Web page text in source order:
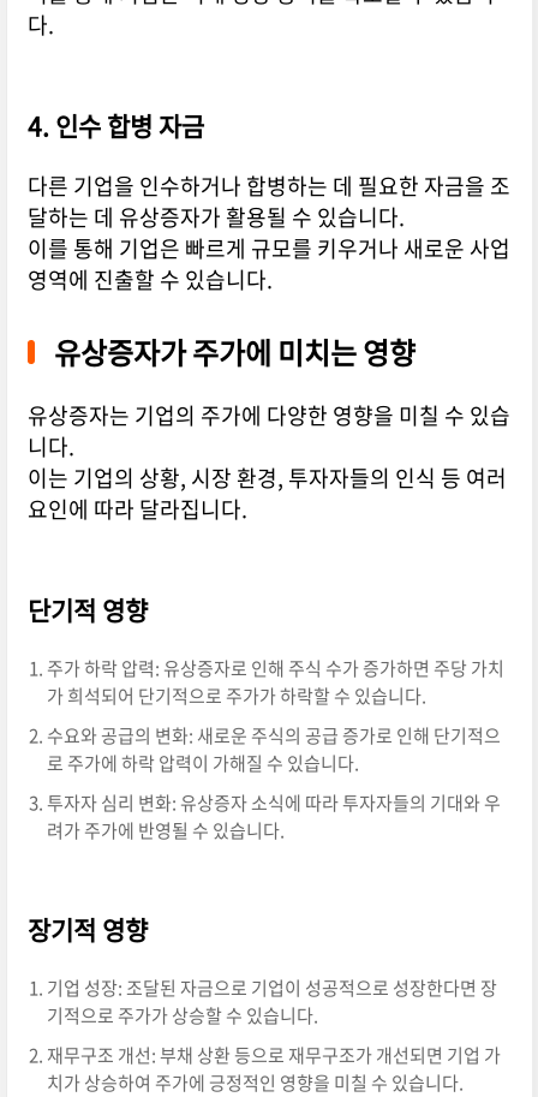
다.
4. 인수 합병 자금
다른 기업을 인수하거나 합병하는 데 필요한 자금을 조
달하는 데 유상증자가 활용될 수 있습니다.
이를 통해 기업은 빠르게 규모를 키우거나 새로운 사업
영역에 진출할 수 있습니다.
유상증자가 주가에 미치는 영향
유상증자는 기업의 주가에 다양한 영향을 미칠 수 있습
니다.
이는 기업의 상황, 시장 환경, 투자자들의 인식 등 여러
요인에 따라 달라집니다.
단기적 영향
주가 하락 압력: 유상증자로 인해 주식 수가 증가하면 주당 가치
가 희석되어 단기적으로 주가가 하락할 수 있습니다.
수요와 공급의 변화: 새로운 주식의 공급 증가로 인해 단기적으
로 주가에 하락 압력이 가해질 수 있습니다.
투자자 심리 변화: 유상증자 소식에 따라 투자자들의 기대와 우
려가 주가에 반영될 수 있습니다.
장기적 영향
기업 성장: 조달된 자금으로 기업이 성공적으로 성장한다면 장
기적으로 주가가 상승할 수 있습니다.
재무구조 개선: 부채 상환 등으로 재무구조가 개선되면 기업 가
치가 상승하여 주가에 긍정적인 영향을 미칠 수 있습니다.